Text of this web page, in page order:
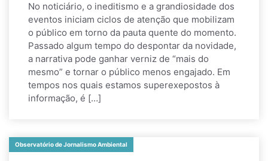
No noticiário, o ineditismo e a grandiosidade dos
eventos iniciam ciclos de atenção que mobilizam
o público em torno da pauta quente do momento.
Passado algum tempo do despontar da novidade,
a narrativa pode ganhar verniz de “mais do
mesmo” e tornar o público menos engajado. Em
tempos nos quais estamos superexepostos à
informação, é […]
Observatório de Jornalismo Ambiental